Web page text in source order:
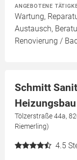
ANGEBOTENE
Wartung,
Austausch,
Renovierung /
Schmitt
Heizungsbau
Tölzerstraße 44a,
Riemerling)
4.5